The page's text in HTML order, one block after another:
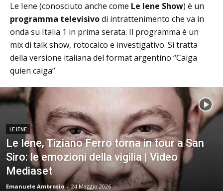
Le Iene (conosciuto anche come Le Iene Show) è un
programma televisivodi intrattenimento che va in
onda su Italia 1 in prima serata. Il programma è un
mix di talk show, rotocalco e investigativo. Si tratta
della versione italiana del format argentino “Caiga
quien caiga”.
LE IENE
Le Iene, Tiziano Ferro torna in tour a San
Siro: le emozioni della vigilia | Video
Mediaset
Emanuele Ambrosio - 24 Maggio 2026